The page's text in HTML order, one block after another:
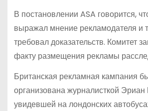
В постановлении ASA говорится,
выражал мнение рекламодателя и
требовал доказательств. Комитет
факту размещения рекламы
Британская рекламная кампания
организована журналисткой
увидевшей на лондонских